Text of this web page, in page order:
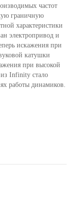
частот
граничную
характеристики
электропривод и
искажения при
катушки
при высокой
из Infinity стало
работы динамиков.